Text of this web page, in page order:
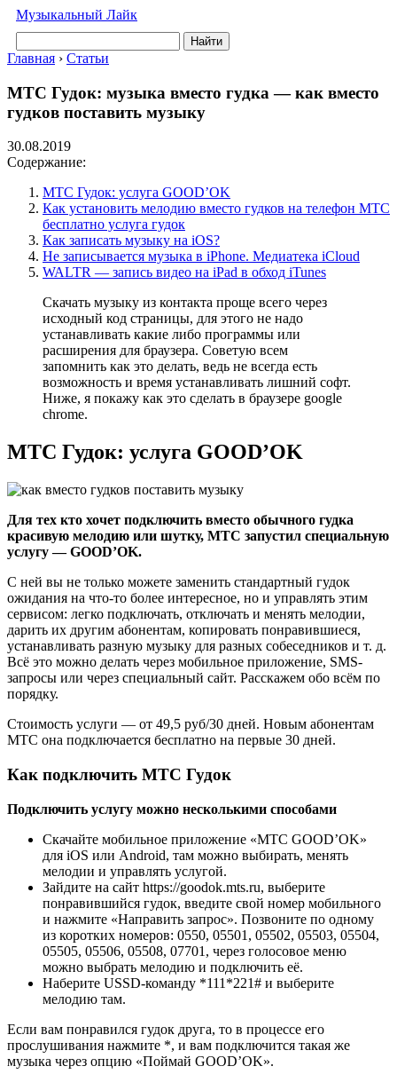
Музыкальный Лайк
Найти
Главная › Статьи
МТС Гудок: музыка вместо гудка — как вместо
гудков поставить музыку
30.08.2019
Содержание:
МТС Гудок: услуга GOOD’OK
Как установить мелодию вместо гудков на телефон МТС
бесплатно услуга гудок
Как записать музыку на iOS?
Не записывается музыка в iPhone. Медиатека iCloud
WALTR — запись видео на iPad в обход iTunes
Скачать музыку из контакта проще всего через
исходный код страницы, для этого не надо
устанавливать какие либо программы или
расширения для браузера. Советую всем
запомнить как это делать, ведь не всегда есть
возможность и время устанавливать лишний софт.
Ниже, я покажу как это сделать в браузере google
chrome.
МТС Гудок: услуга GOOD’OK
Для тех кто хочет подключить вместо обычного гудка
красивую мелодию или шутку, МТС запустил специальную
услугу — GOOD’OK.
С ней вы не только можете заменить стандартный гудок
ожидания на что-то более интересное, но и управлять этим
сервисом: легко подключать, отключать и менять мелодии,
дарить их другим абонентам, копировать понравившиеся,
устанавливать разную музыку для разных собеседников и т. д.
Всё это можно делать через мобильное приложение, SMS-
запросы или через специальный сайт. Расскажем обо всём по
порядку.
Стоимость услуги — от 49,5 руб/30 дней. Новым абонентам
МТС она подключается бесплатно на первые 30 дней.
Как подключить МТС Гудок
Подключить услугу можно несколькими способами
Скачайте мобильное приложение «МТС GOOD’OK»
для iOS или Android, там можно выбирать, менять
мелодии и управлять услугой.
Зайдите на сайт https://goodok.mts.ru, выберите
понравившийся гудок, введите свой номер мобильного
и нажмите «Направить запрос». Позвоните по одному
из коротких номеров: 0550, 05501, 05502, 05503, 05504,
05505, 05506, 05508, 07701, через голосовое меню
можно выбрать мелодию и подключить её.
Наберите USSD-команду *111*221# и выберите
мелодию там.
Если вам понравился гудок друга, то в процессе его
прослушивания нажмите *, и вам подключится такая же
музыка через опцию «Поймай GOOD’OK».